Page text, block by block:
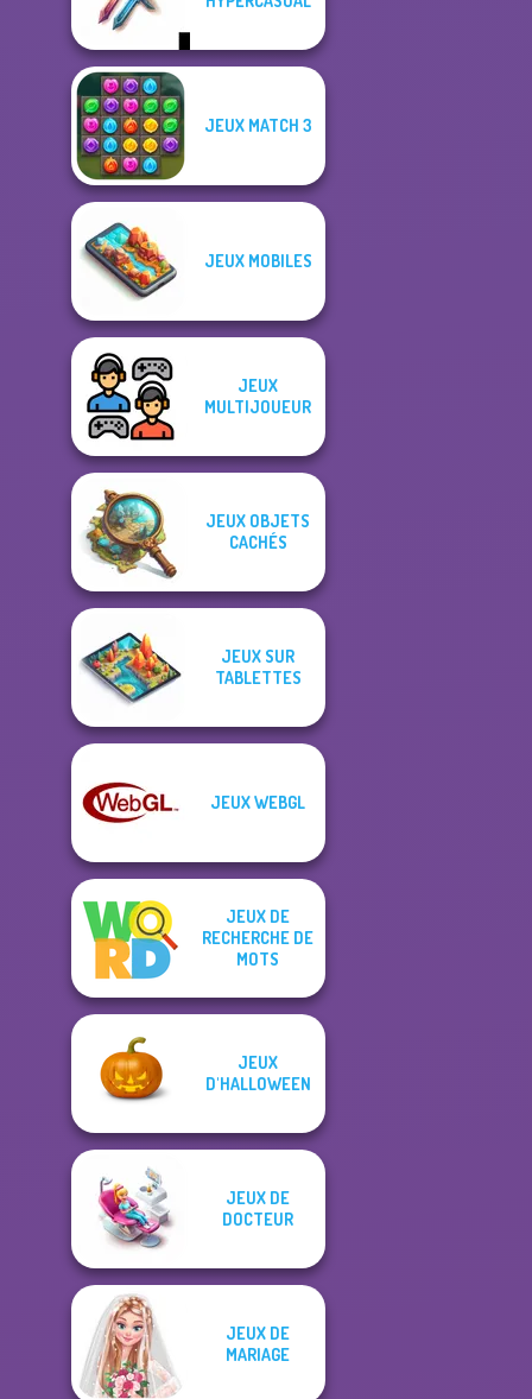
JEUX MATCH 3
JEUX MOBILES
JEUX
MULTIJOUEUR
JEUX OBJETS
CACHÉS
JEUX SUR
TABLETTES
JEUX WEBGL
JEUX DE
RECHERCHE DE
MOTS
JEUX
D'HALLOWEEN
JEUX DE
DOCTEUR
JEUX DE
MARIAGE